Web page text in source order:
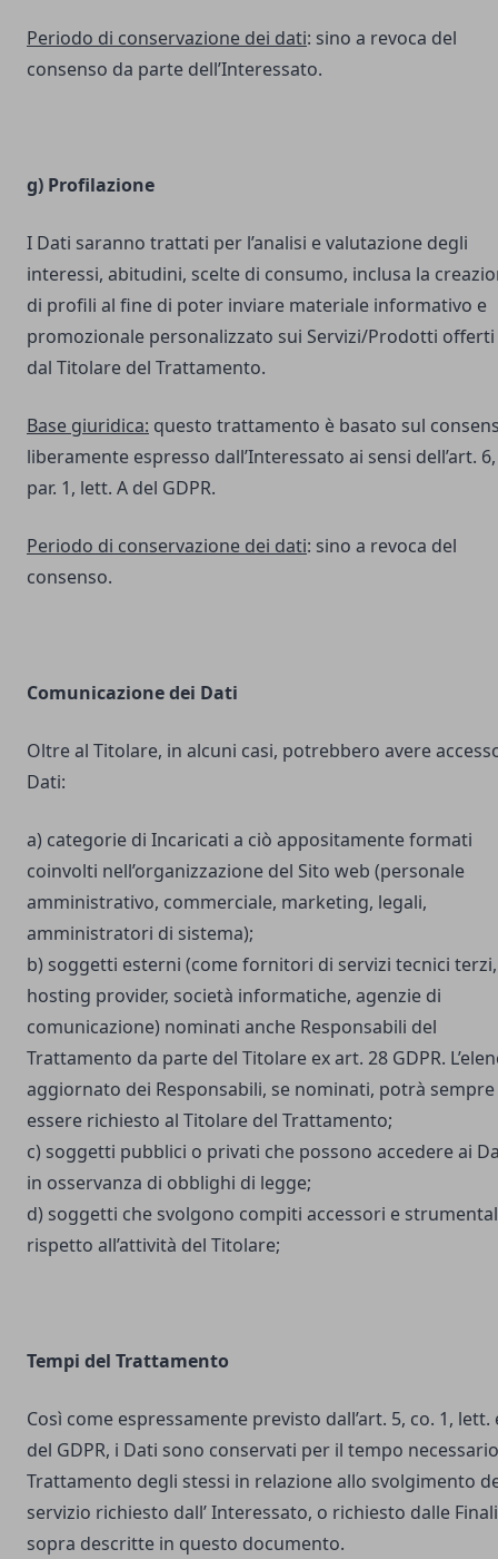
Periodo di conservazione dei dati: sino a revoca del
consenso da parte dell’Interessato.
g) Profilazione
I Dati saranno trattati per l’analisi e valutazione degli
interessi, abitudini, scelte di consumo, inclusa la
di profili al fine di poter inviare materiale informativo e
promozionale personalizzato sui Servizi/Prodotti offerti
dal Titolare del Trattamento.
Base giuridica: questo trattamento è basato sul
liberamente espresso dall’Interessato ai sensi dell’art. 6,
par. 1, lett. A del GDPR.
Periodo di conservazione dei dati: sino a revoca del
consenso.
Comunicazione dei Dati
Oltre al Titolare, in alcuni casi, potrebbero avere
Dati:
a) categorie di Incaricati a ciò appositamente formati
coinvolti nell’organizzazione del Sito web (personale
amministrativo, commerciale, marketing, legali,
amministratori di sistema);
b) soggetti esterni (come fornitori di servizi tecnici terzi,
hosting provider, società informatiche, agenzie di
comunicazione) nominati anche Responsabili del
Trattamento da parte del Titolare ex art. 28 GDPR.
aggiornato dei Responsabili, se nominati, potrà sempre
essere richiesto al Titolare del Trattamento;
c) soggetti pubblici o privati che possono accedere ai
in osservanza di obblighi di legge;
d) soggetti che svolgono compiti accessori e
rispetto all’attività del Titolare;
Tempi del Trattamento
Così come espressamente previsto dall’art. 5, co. 1, lett.
del GDPR, i Dati sono conservati per il tempo
Trattamento degli stessi in relazione allo svolgimento
servizio richiesto dall’ Interessato, o richiesto dalle
sopra descritte in questo documento.